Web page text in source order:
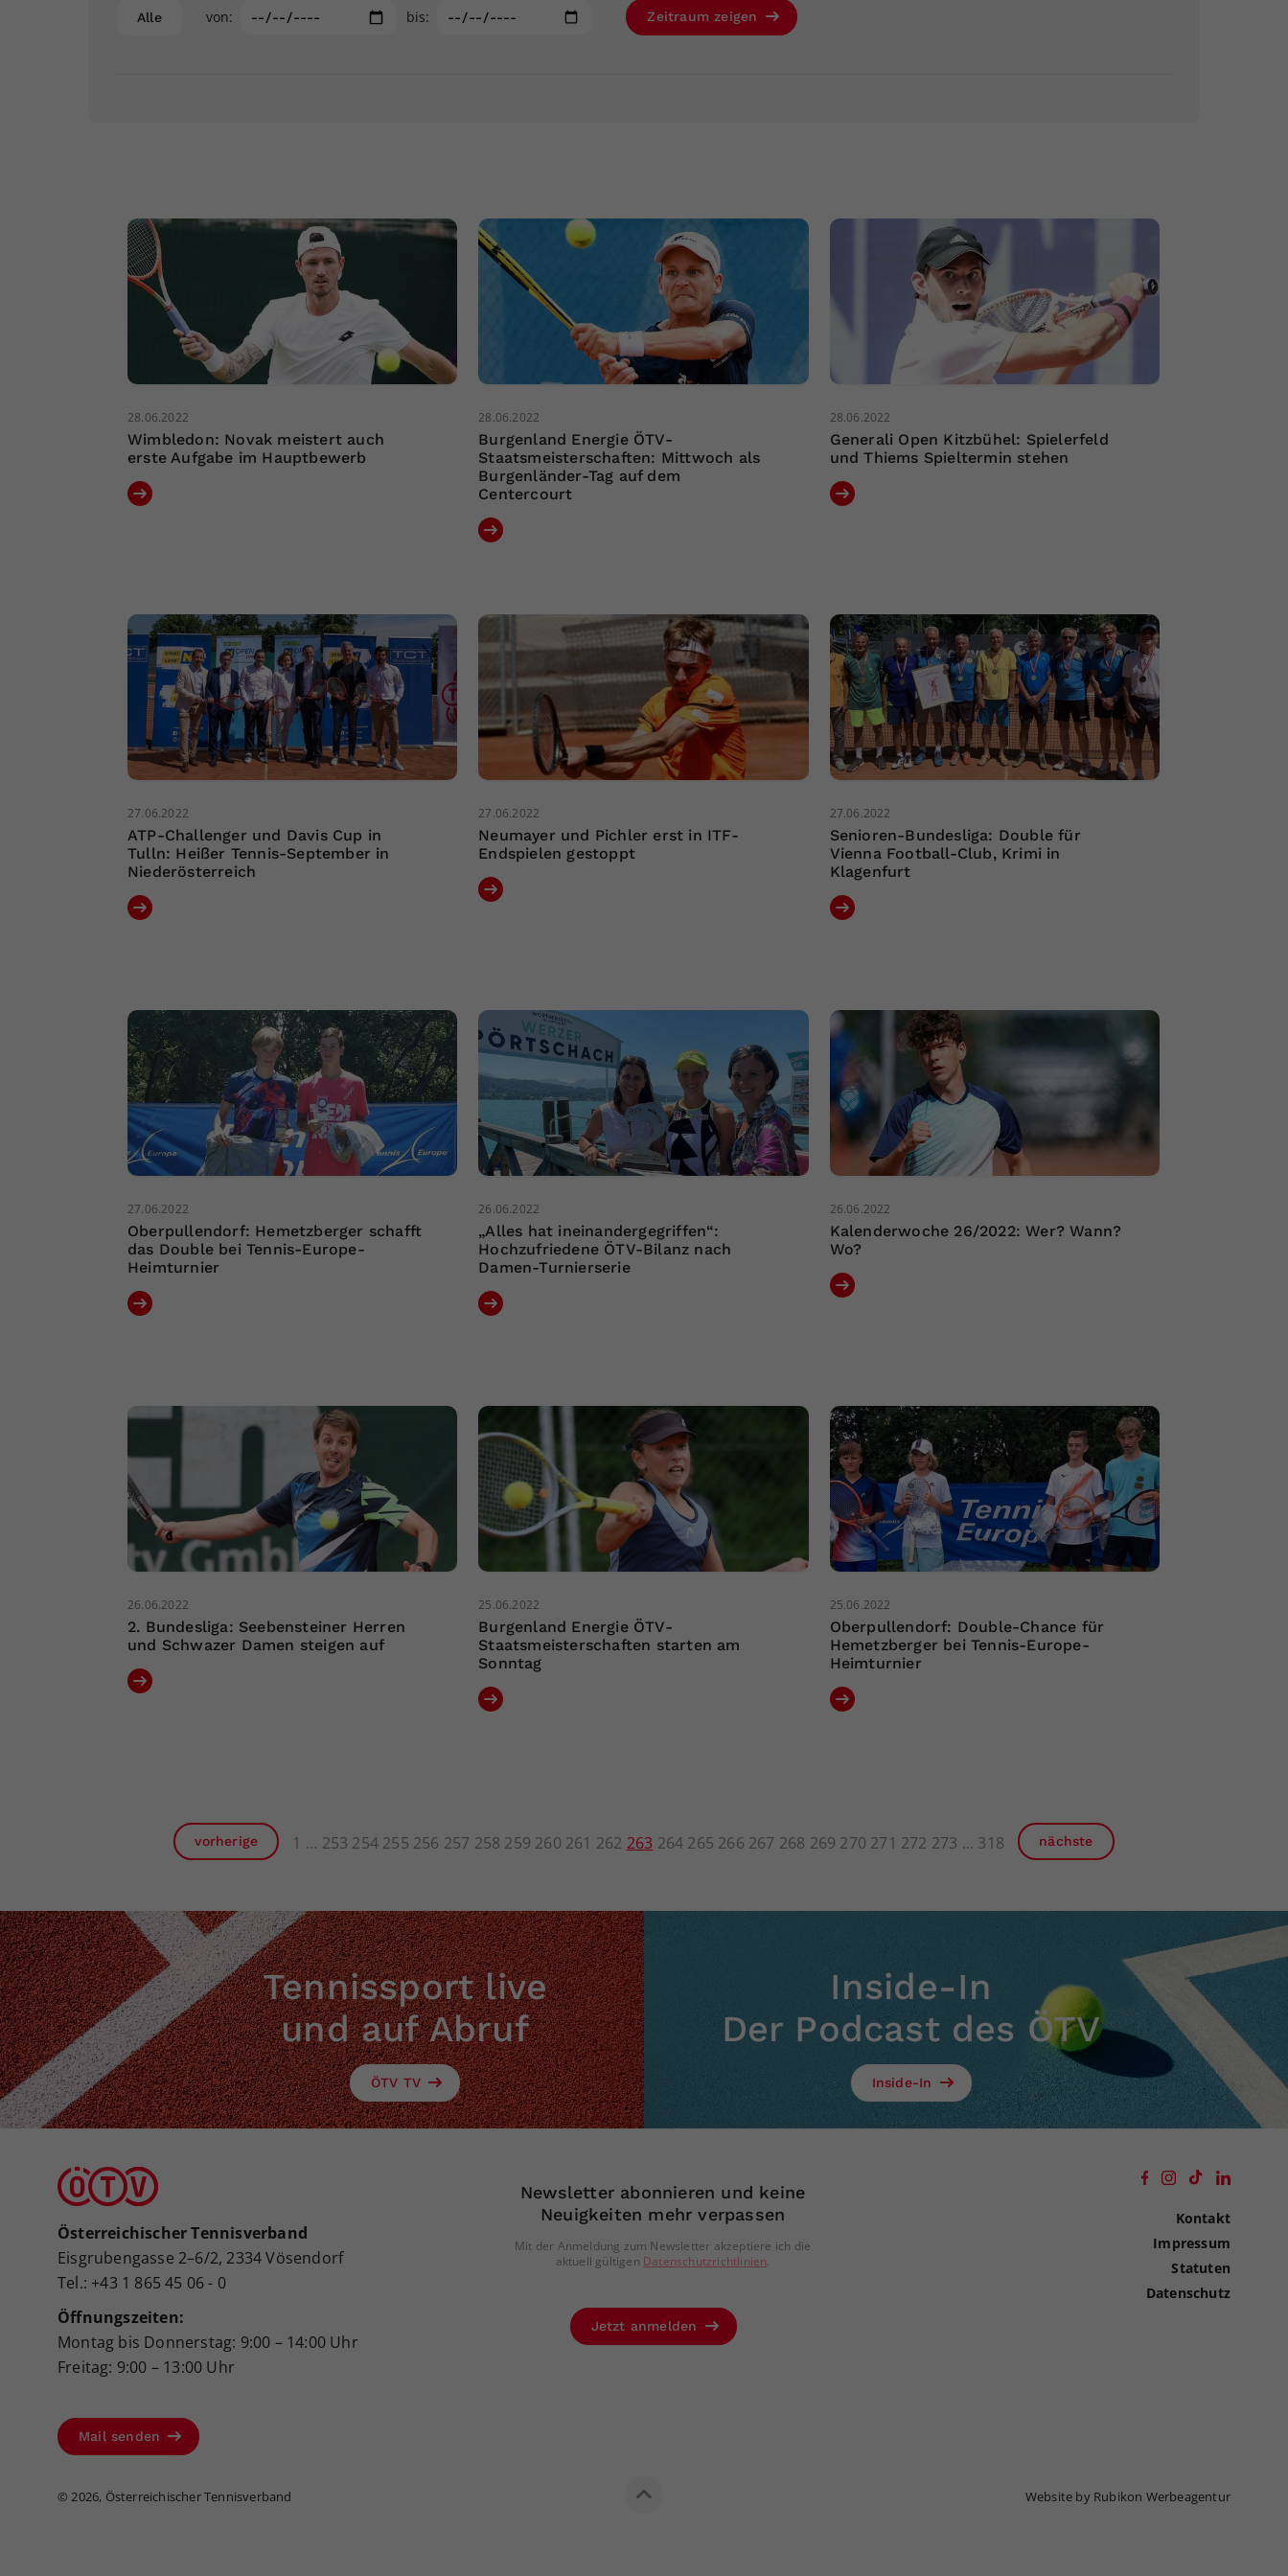
Alle von: bis: Zeitraum zeigen
28.06.2022
Wimbledon: Novak meistert auch
erste Aufgabe im Hauptbewerb
28.06.2022
Burgenland Energie ÖTV-
Staatsmeisterschaften: Mittwoch als
Burgenländer-Tag auf dem
Centercourt
28.06.2022
Generali Open Kitzbühel: Spielerfeld
und Thiems Spieltermin stehen
27.06.2022
ATP-Challenger und Davis Cup in
Tulln: Heißer Tennis-September in
Niederösterreich
27.06.2022
Neumayer und Pichler erst in ITF-
Endspielen gestoppt
27.06.2022
Senioren-Bundesliga: Double für
Vienna Football-Club, Krimi in
Klagenfurt
27.06.2022
Oberpullendorf: Hemetzberger schafft
das Double bei Tennis-Europe-
Heimturnier
26.06.2022
„Alles hat ineinandergegriffen“:
Hochzufriedene ÖTV-Bilanz nach
Damen-Turnierserie
26.06.2022
Kalenderwoche 26/2022: Wer? Wann?
Wo?
26.06.2022
2. Bundesliga: Seebensteiner Herren
und Schwazer Damen steigen auf
25.06.2022
Burgenland Energie ÖTV-
Staatsmeisterschaften starten am
Sonntag
25.06.2022
Oberpullendorf: Double-Chance für
Hemetzberger bei Tennis-Europe-
Heimturnier
vorherige 1 253 254 255 256 257 258 259 260 261 262 263 264 265 266 267 268 269 270 271 272 273 318 nächste
Tennissport live
und auf Abruf
ÖTV TV
Inside-In
Der Podcast des ÖTV
Inside-In
Österreichischer Tennisverband
Eisgrubengasse 2–6/2, 2334 Vösendorf
Tel.: +43 1 865 45 06 - 0
Öffnungszeiten:
Montag bis Donnerstag: 9:00 – 14:00 Uhr
Freitag: 9:00 – 13:00 Uhr
Mail senden
Newsletter abonnieren und keine
Neuigkeiten mehr verpassen
Mit der Anmeldung zum Newsletter akzeptiere ich die
aktuell gültigen Datenschutzrichtlinien.
Jetzt anmelden
Kontakt
Impressum
Statuten
Datenschutz
© 2026, Österreichischer Tennisverband Website by Rubikon Werbeagentur
Ihrer vorgenommen Einstellungen, falls der